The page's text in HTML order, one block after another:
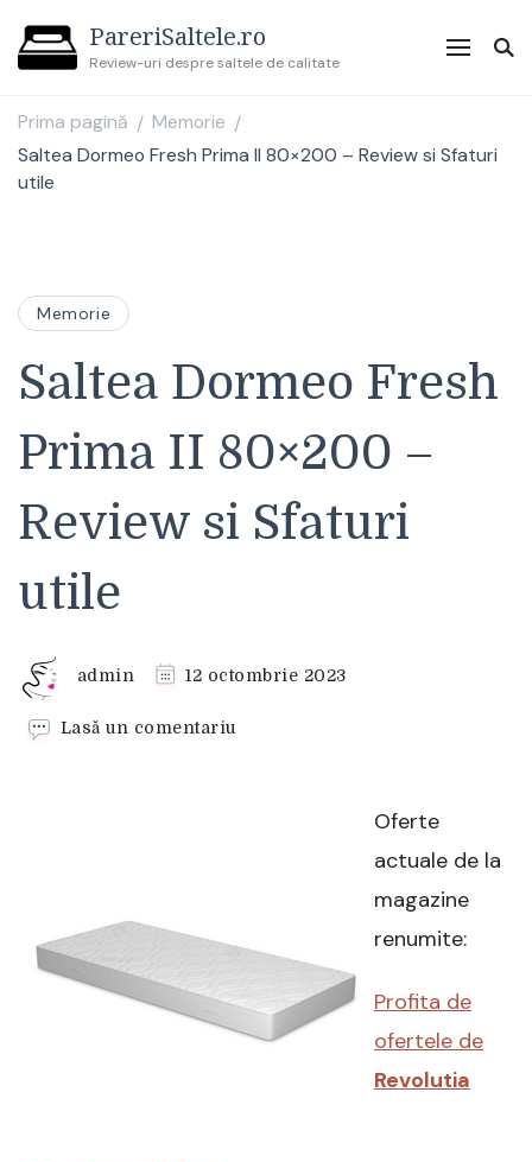
PareriSaltele.ro
Review-uri despre saltele de calitate
Prima pagină / Memorie /
Saltea Dormeo Fresh Prima II 80×200 – Review si Sfaturi
utile
Memorie
Saltea Dormeo Fresh
Prima II 80×200 –
Review si Sfaturi
utile
admin 12 octombrie 2023
Lasă un comentariu
si
utile
Oferte
actuale de la
magazine
renumite:
Profita de
ofertele de
Revolutia